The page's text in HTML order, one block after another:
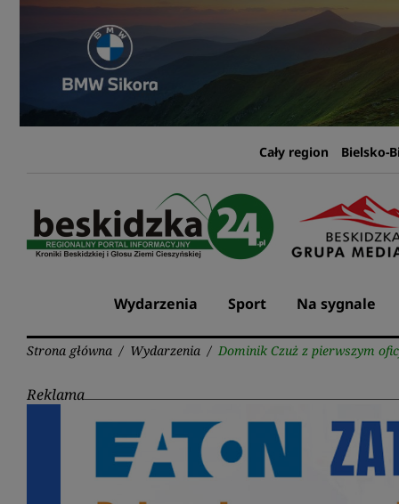
Przejdź
Cały region Bielsko-
Wydarzenia Sport Na sygnale
Strona główna / Wydarzenia / Dominik Czuż z pierwszym
Reklama